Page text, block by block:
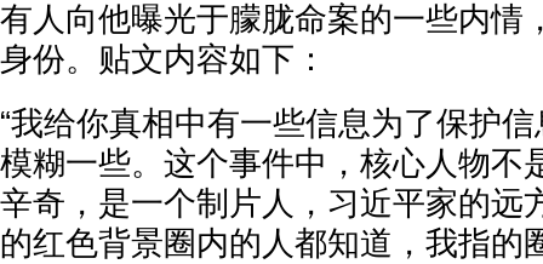
有人向他曝光于朦胧命案的一些内情
身份。贴文内容如下：
“我给你真相中有一些信息为了保护
模糊一些。这个事件中，核心人物不
辛奇，是一个制片人，习近平家的远
的红色背景圈内的人都知道，我指的